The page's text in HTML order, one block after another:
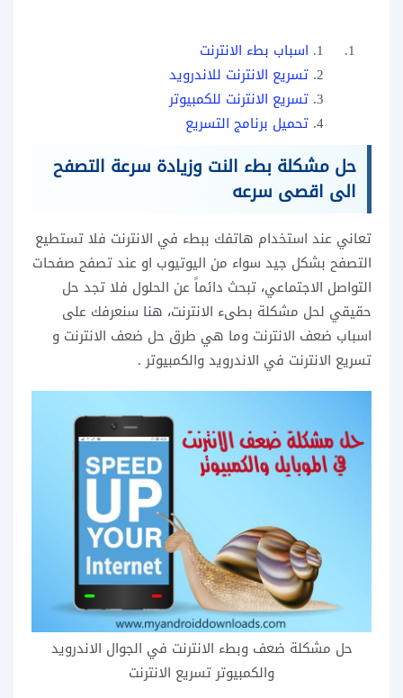
اسباب بطء الانترنت
تسريع الانترنت للاندرويد
تسريع الانترنت للكمبيوتر
تحميل برنامج التسريع
حل مشكلة بطء النت وزيادة سرعة التصفح
الى اقصى سرعه
تعاني عند استخدام هاتفك ببطء في الانترنت فلا تستطيع
التصفح بشكل جيد سواء من اليوتيوب او عند تصفح صفحات
التواصل الاجتماعي، تبحث دائماً عن الحلول فلا تجد حل
حقيقي لحل مشكلة بطىء الانترنت، هنا سنعرفك على
اسباب ضعف الانترنت وما هي طرق حل ضعف الانترنت و
تسريع الانترنت في الاندرويد والكمبيوتر .
حل مشكلة ضعف وبطء الانترنت في الجوال الاندرويد
والكمبيوتر تسريع الانترنت